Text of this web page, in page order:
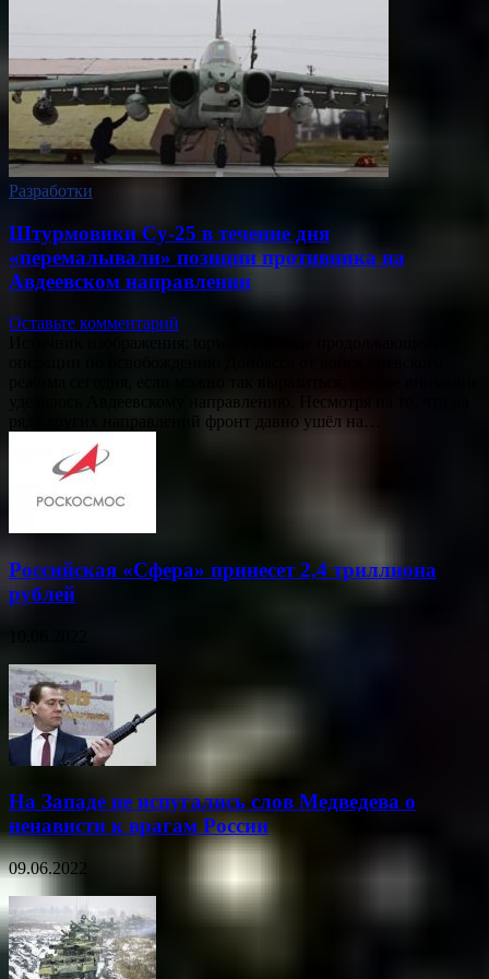
Разработки
Штурмовики Су-25 в течение дня
«перемалывали» позиции противника на
Авдеевском направлении
Оставьте комментарий
уделялось Авдеевскому направлению. Несмотря на то, что на
ряде других направлений фронт давно ушёл на…
Российская «Сфера» принесет 2,4 триллиона
рублей
На Западе не испугались слов Медведева о
ненависти к врагам России
09.06.2022